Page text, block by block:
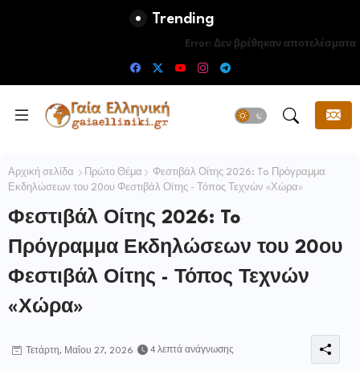
Trending
Error: Δεν βρέθηκαν αποτελέσματα
Αρχική σελίδα Πρώτο Θέμα
Φεστιβάλ Οίτης 2026: To Πρόγραμμα
Εκδηλώσεων του 20ου Φεστιβάλ Οίτης - Τόπος Τεχνών «Χώρα»
Φεστιβάλ Οίτης 2026: To
Πρόγραμμα Εκδηλώσεων του 20ου
Φεστιβάλ Οίτης - Τόπος Τεχνών
«Χώρα»
Τετάρτη, Μαΐου 27, 2026 4 λεπτά ανάγνωσης